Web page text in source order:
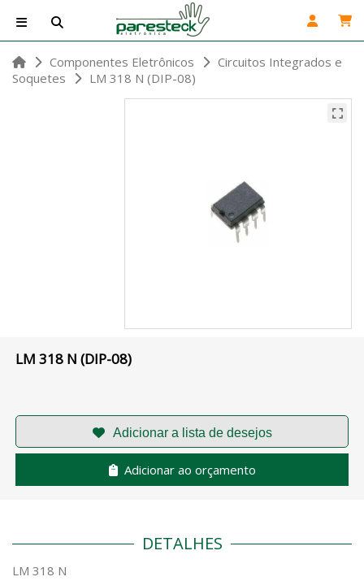
Componentes Eletrônicos
Circuitos Integrados e
Soquetes
LM 318 N (DIP-08)
LM 318 N (DIP-08)
Adicionar ao orçamento
DETALHES
LM 318 N